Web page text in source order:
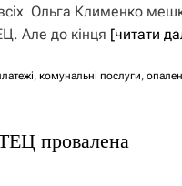
Ольга Клименко
Але до кінця [читати
, комунальні послуги,
провалена